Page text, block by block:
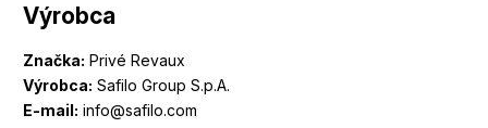
Výrobca
Značka: Privé Revaux
Výrobca: Safilo Group S.p.A.
E-mail: info@safilo.com